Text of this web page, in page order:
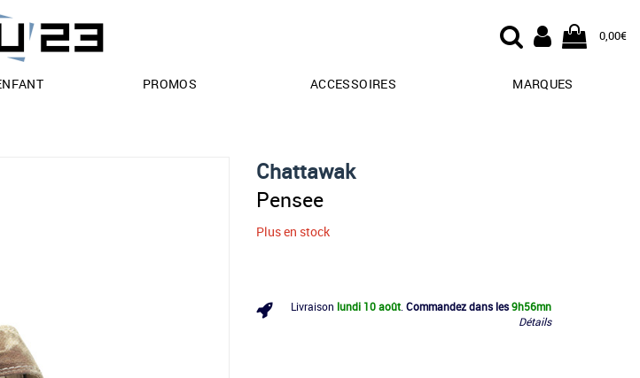
0,00€
PROMOS ACCESSOIRES MARQUES
Chattawak
Pensee
Plus en stock
Livraison lundi 10 août Commandez dans les9h56mn
Détails